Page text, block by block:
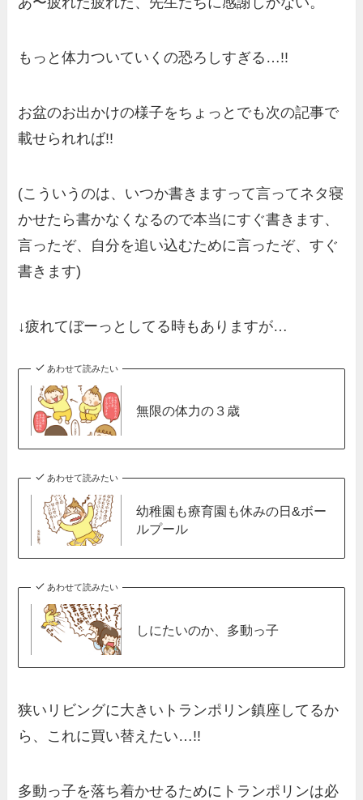
もっと体力ついていくの恐ろしすぎる…!!
お盆のお出かけの様子をちょっとでも次の記事で
載せられれば!!
(こういうのは、いつか書きますって言ってネタ寝
かせたら書かなくなるので本当にすぐ書きます、
言ったぞ、自分を追い込むために言ったぞ、すぐ
書きます)
↓疲れてぼーっとしてる時もありますが…
あわせて読みたい
無限の体力の３歳
あわせて読みたい
幼稚園も療育園も休みの日&ボー
ルプール
あわせて読みたい
しにたいのか、多動っ子
狭いリビングに大きいトランポリン鎮座してるか
ら、これに買い替えたい…!!
多動っ子を落ち着かせるためにトランポリンは必